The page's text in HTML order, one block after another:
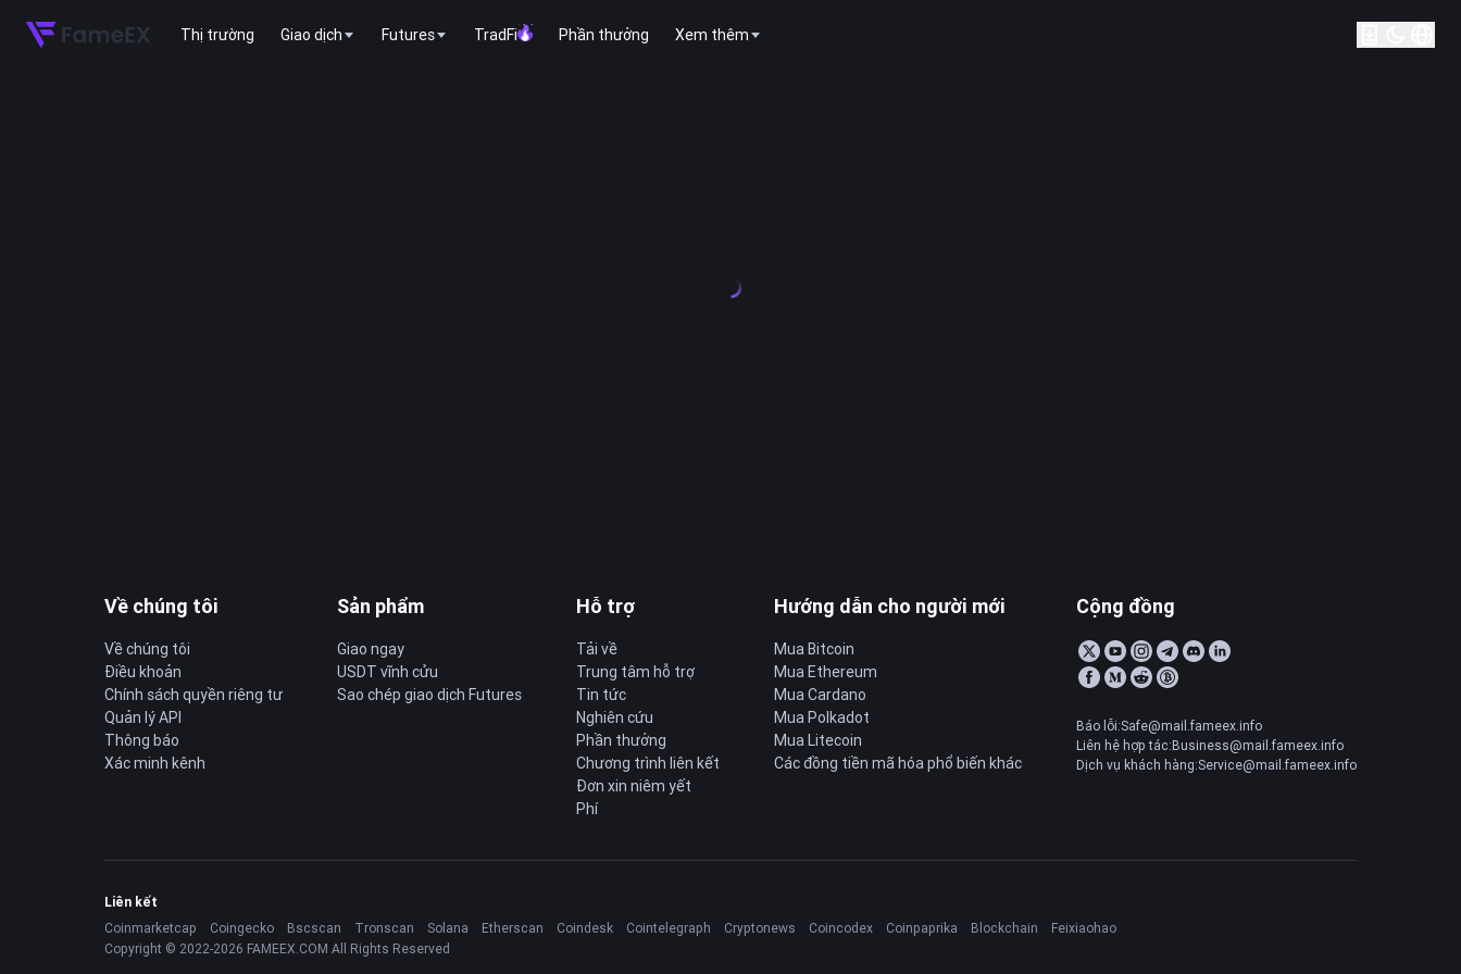
Thị trường Giao dịch Futures TradFi Phần thưởng Xem thêm
Về chúng tôi
Về chúng tôi
Điều khoản
Chính sách quyền riêng tư
Quản lý API
Thông báo
Xác minh kênh
Sản phẩm
Giao ngay
USDT vĩnh cửu
Sao chép giao dịch Futures
Hỗ trợ
Tải về
Trung tâm hỗ trợ
Tin tức
Nghiên cứu
Phần thưởng
Chương trình liên kết
Đơn xin niêm yết
Phí
Hướng dẫn cho người mới
Mua Bitcoin
Mua Ethereum
Mua Cardano
Mua Polkadot
Mua Litecoin
Các đồng tiền mã hóa phổ biến khác
Cộng đồng
Báo lỗi:Safe@mail.fameex.info
Liên hệ hợp tác:Business@mail.fameex.info
Dịch vụ khách hàng:Service@mail.fameex.info
Liên kết
Coinmarketcap
Coingecko Bscscan Tronscan Solana Etherscan Coindesk Cointelegraph Cryptonews Coincodex Coinpaprika Blockchain
Feixiaohao
Copyright © 2022-2026 FAMEEX.COM All Rights Reserved